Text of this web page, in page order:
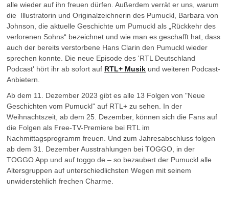
alle wieder auf ihn freuen dürfen. Außerdem verrät er uns, warum
die Illustratorin und Originalzeichnerin des Pumuckl, Barbara von
Johnson, die aktuelle Geschichte um Pumuckl als „Rückkehr des
verlorenen Sohns“ bezeichnet und wie man es geschafft hat, dass
auch der bereits verstorbene Hans Clarin den Pumuckl wieder
sprechen konnte. Die neue Episode des 'RTL Deutschland
Podcast' hört ihr ab sofort auf RTL+ Musik und weiteren Podcast-
Anbietern.
Ab dem 11. Dezember 2023 gibt es alle 13 Folgen von "Neue
Geschichten vom Pumuckl" auf RTL+ zu sehen. In der
Weihnachtszeit, ab dem 25. Dezember, können sich die Fans auf
die Folgen als Free-TV-Premiere bei RTL im
Nachmittagsprogramm freuen. Und zum Jahresabschluss folgen
ab dem 31. Dezember Ausstrahlungen bei TOGGO, in der
TOGGO App und auf toggo.de – so bezaubert der Pumuckl alle
Altersgruppen auf unterschiedlichsten Wegen mit seinem
unwiderstehlich frechen Charme.